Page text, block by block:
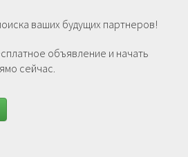
ваших будущих партнеров!
объявление и начать
сейчас.